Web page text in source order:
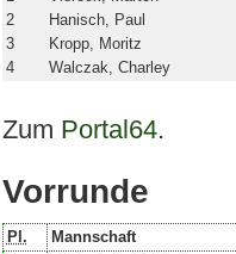
2
Hanisch, Paul
3
Kropp, Moritz
4
Walczak, Charley
Zum Portal64.
Vorrunde
Pl.
Mannschaft